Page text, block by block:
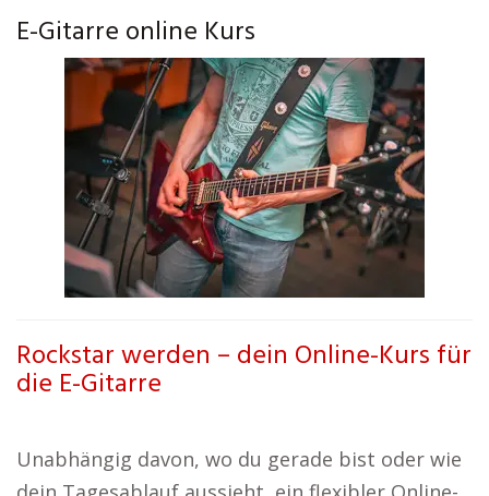
E-Gitarre online Kurs
Rockstar werden – dein Online-Kurs für
die E-Gitarre
Unabhängig davon, wo du gerade bist oder wie